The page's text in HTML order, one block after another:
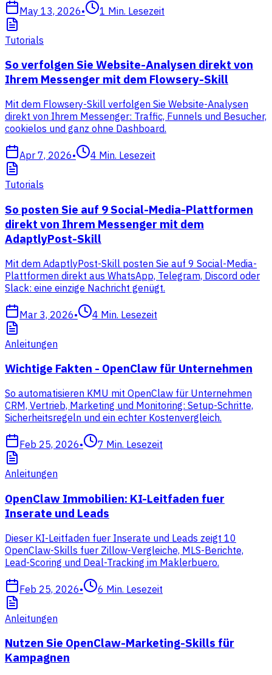
May 13, 2026• 1 Min. Lesezeit
Tutorials
So verfolgen Sie Website-Analysen direkt von
Ihrem Messenger mit dem Flowsery-Skill
Mit dem Flowsery-Skill verfolgen Sie Website-Analysen
direkt von Ihrem Messenger: Traffic, Funnels und Besucher,
cookielos und ganz ohne Dashboard.
Apr 7, 2026• 4 Min. Lesezeit
Tutorials
So posten Sie auf 9 Social-Media-Plattformen
direkt von Ihrem Messenger mit dem
AdaptlyPost-Skill
Mit dem AdaptlyPost-Skill posten Sie auf 9 Social-Media-
Plattformen direkt aus WhatsApp, Telegram, Discord oder
Slack: eine einzige Nachricht genügt.
Mar 3, 2026• 4 Min. Lesezeit
Anleitungen
Wichtige Fakten - OpenClaw für Unternehmen
So automatisieren KMU mit OpenClaw für Unternehmen
CRM, Vertrieb, Marketing und Monitoring: Setup-Schritte,
Sicherheitsregeln und ein echter Kostenvergleich.
Feb 25, 2026• 7 Min. Lesezeit
Anleitungen
OpenClaw Immobilien: KI-Leitfaden fuer
Inserate und Leads
Dieser KI-Leitfaden fuer Inserate und Leads zeigt 10
OpenClaw-Skills fuer Zillow-Vergleiche, MLS-Berichte,
Lead-Scoring und Deal-Tracking im Maklerbuero.
Feb 25, 2026• 6 Min. Lesezeit
Anleitungen
Nutzen Sie OpenClaw-Marketing-Skills für
Kampagnen